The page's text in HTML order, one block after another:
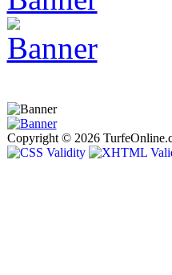
Copyright © 2026